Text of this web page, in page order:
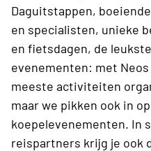
Daguitstappen,
en specialisten, unieke
en fietsdagen, de
evenementen: met
meeste activiteiten
maar we pikken ook in
koepelevenementen. In
reispartners krijg je ook